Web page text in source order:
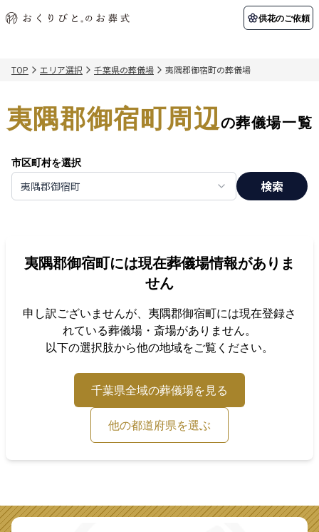
供花のご依頼
初めての方へ 納棺の儀とは？
アフターサポート
会社概要 店舗用地募集
関東エリア
千葉県
北海道エリア
ご葬儀事例 お客様の声
葬儀の知識 供花のご依頼
TOP エリア選択 千葉県の葬儀場 夷隅郡御宿町の葬儀場
夷隅郡御宿町周辺の葬儀場一覧
市区町村を選択
夷隅郡御宿町 検索
夷隅郡御宿町には現在葬儀場情報がありま
せん
申し訳ございませんが、 夷隅郡御宿町には現在登録さ
れている葬儀場・斎場がありません。
以下の選択肢から他の地域をご覧ください。
千葉県全域の葬儀場を見る
他の都道府県を選ぶ